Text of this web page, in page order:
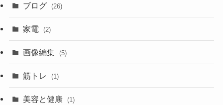
ブログ (26)
家電 (2)
画像編集 (5)
筋トレ (1)
美容と健康 (1)